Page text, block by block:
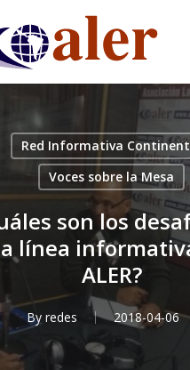
Red Informativa
Voces sobre la Mesa
son los
línea
ALER?
By redes 2018-04-06